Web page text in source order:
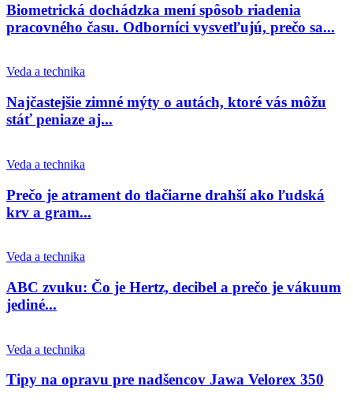
Biometrická dochádzka mení spôsob riadenia
pracovného času. Odborníci vysvetľujú, prečo sa...
Veda a technika
Najčastejšie zimné mýty o autách, ktoré vás môžu
stáť peniaze aj...
Veda a technika
Prečo je atrament do tlačiarne drahší ako ľudská
krv a gram...
Veda a technika
ABC zvuku: Čo je Hertz, decibel a prečo je vákuum
jediné...
Veda a technika
Tipy na opravu pre nadšencov Jawa Velorex 350